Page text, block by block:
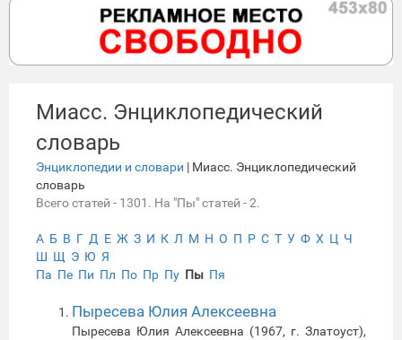
Миасс. Энциклопедический
словарь
Энциклопедии и словари | Миасс. Энциклопедический
словарь
Всего статей - 1301. На "Пы" статей - 2.
А Б В Г Д Е Ж З И К Л М Н О П Р С Т У Ф Х Ц Ч
Ш Щ Э Ю Я
Па Пе Пи Пл По Пр Пу Пы Пя
Пыресева Юлия Алексеевна
Пыресева Юлия Алексеевна (1967, г. Златоуст),